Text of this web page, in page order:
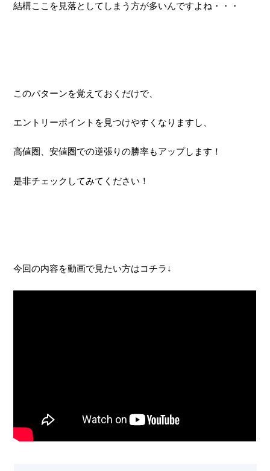
結構ここを見落としてしまう方が多いんですよね・・・
このパターンを覚えておくだけで、
エントリーポイントを見つけやすくなりますし、
高値圏、安値圏での逆張りの勝率もアップします！
是非チェックしてみてください！
今回の内容を動画で見たい方はコチラ↓